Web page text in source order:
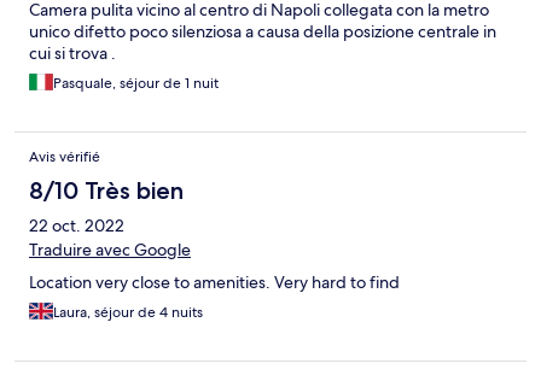
Camera pulita vicino al centro di Napoli collegata con la metro
unico difetto poco silenziosa a causa della posizione centrale in
cui si trova .
Pasquale, séjour de 1 nuit
Avis vérifié
8/10 Très bien
22 oct. 2022
Traduire avec Google
Location very close to amenities. Very hard to find
Laura, séjour de 4 nuits